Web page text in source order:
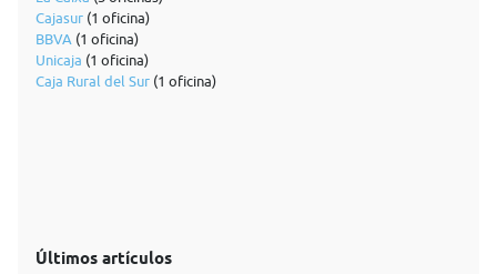
Cajasur (1 oficina)
BBVA (1 oficina)
Unicaja (1 oficina)
Caja Rural del Sur (1 oficina)
Últimos artículos